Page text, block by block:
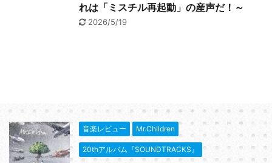
れは「ミスチル再起動」の産声だ！～
2026/5/19
音楽レビュー Mr.Children
20thアルバム『SOUNDTRACKS』